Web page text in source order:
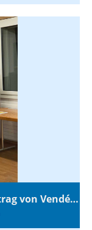
Inspiration, Begeisterung - Ein Vortrag von Vendée-Globe-Finisher Oliver Heer